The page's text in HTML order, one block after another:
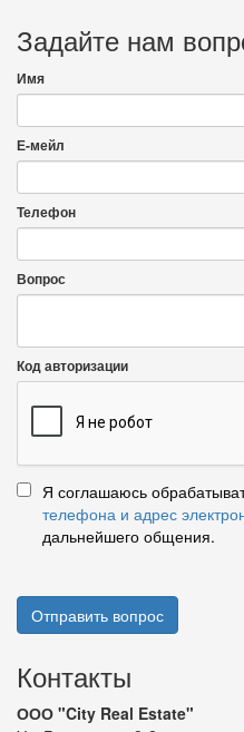
Задайте нам
Имя
Е-мейл
Телефон
Вопрос
Код авторизации
Я соглашаюсь
телефона и адрес
дальнейшего общения.
Отправить вопрос
Контакты
ООО "City Real Estate"